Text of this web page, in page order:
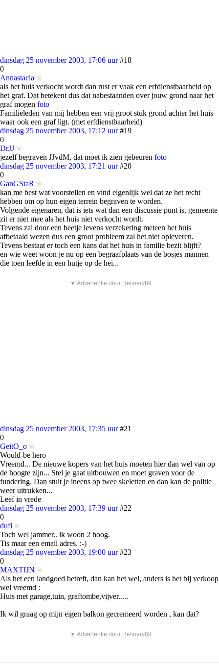
dinsdag 25 november 2003, 17:06 uur #18
0
Annastacia
als het huis verkocht wordt dan rust er vaak een erfdienstbaarheid op
het graf. Dat betekent dus dat nabestaanden over jouw grond naar het
graf mogen foto
Familieleden van mij hebben een vrij groot stuk grond achter het huis
waar ook een graf ligt. (met erfdienstbaarheid)
dinsdag 25 november 2003, 17:12 uur #19
0
DrJJ
jezelf begraven JJvdM, dat moet ik zien gebeuren foto
dinsdag 25 november 2003, 17:21 uur #20
0
GanGStaR
kan me best wat voorstellen en vind eigenlijk wel dat ze het recht
hebben om op hun eigen terrein begraven te worden.
Volgende eigenaren, dat is iets wat dan een discussie punt is, gemeente
zit er niet mee als het huis niet verkocht wordt.
Tevens zal door een beetje levens verzekering meteen het huis
afbetaald wezen dus een groot probleem zal het niet opleveren.
Tevens bestaat er toch een kans dat het huis in familie bezit blijft?
en wie weet woon je nu op een begraafplaats van de bosjes mannen
die toen leefde in een hutje op de hei...
▼ Advertentie door Refinery89
dinsdag 25 november 2003, 17:35 uur #21
0
GeitO_o
Would-be hero
Vreemd... De nieuwe kopers van het huis moeten hier dan wel van op
de hoogte zijn... Stel je gaat uitbouwen en moet graven voor de
fundering. Dan stuit je ineens op twee skeletten en dan kan de politie
weer uitrukken...
Leef in vrede
dinsdag 25 november 2003, 17:39 uur #22
0
dufi
Toch wel jammer.. ik woon 2 hoog.
Tis maar een email adres. :-)
dinsdag 25 november 2003, 19:00 uur #23
0
MAXTIJN
Als het een landgoed betreft, dan kan het wel, anders is het bij verkoop
wel vreemd :
Huis met garage,tuin, graftombe,vijver.....
Ik wil graag op mijn eigen balkon gecremeerd worden , kan dat?
▼ Advertentie door Refinery89